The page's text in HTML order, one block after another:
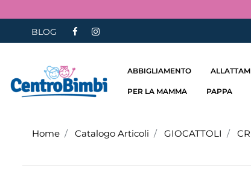
BLOG
ABBIGLIAMENTO
PER LA MAMMA PAPPA
Home Catalogo Articoli GIOCATTOLI